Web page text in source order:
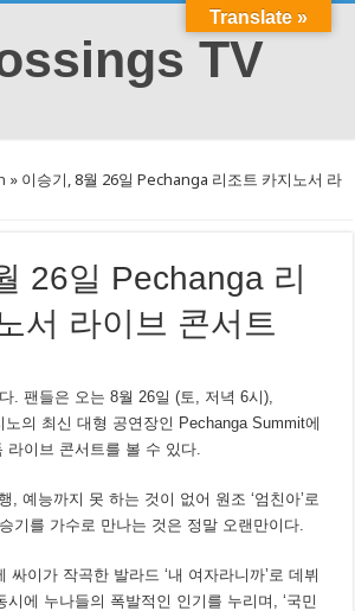
» 이승기, 8월 26일 Pechanga 리조트 카지노서 라
26일 Pechanga 리
서 라이브 콘서트
. 팬들은 오는 8월 26일 (토, 저녁 6시),
노의 최신 대형 공연장인 Pechanga Summit에
라이브 콘서트를 볼 수 있다.
, 예능까지 못 하는 것이 없어 원조 ‘엄친아’로
기를 가수로 만나는 것은 정말 오랜만이다.
싸이가 작곡한 발라드 ‘내 여자라니까’로 데뷔
시에 누나들의 폭발적인 인기를 누리며, ‘국민
Translate »